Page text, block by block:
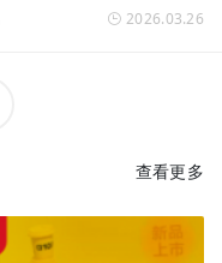
2026.03.26
查看更多